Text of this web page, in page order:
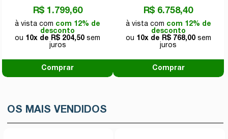
R$ 1.799,60
com 12% de
desconto
10x de
R$ 204,50
Comprar
R$ 6.758,40
com 12% de
desconto
10x de
R$ 768,00
Comprar
OS MAIS VENDIDOS